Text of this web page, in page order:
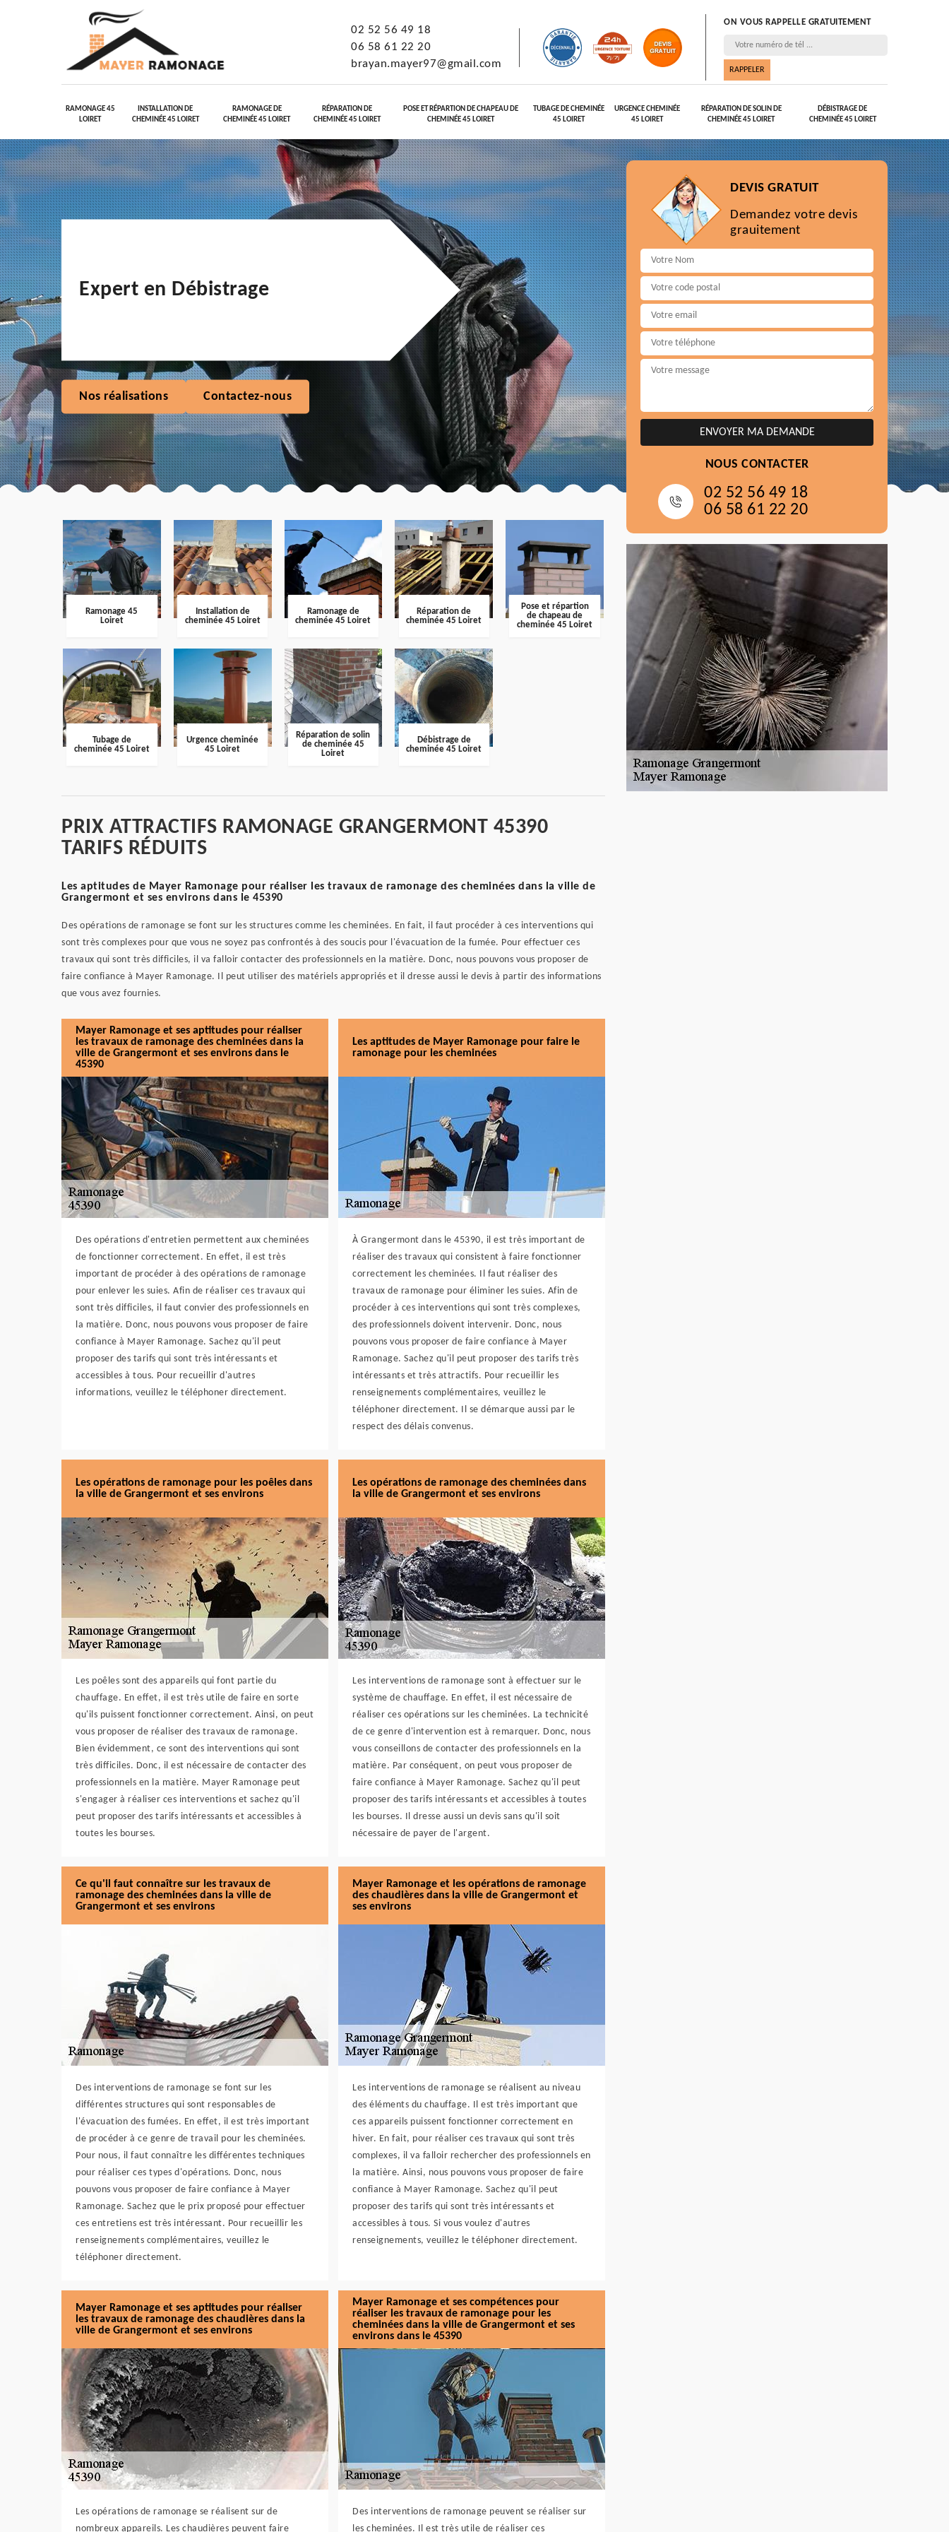
02 52 56 49 18
06 58 61 22 20
brayan.mayer97@gmail.com
ON VOUS RAPPELLE GRATUITEMENT
RAMONAGE 45
LOIRET
INSTALLATION DE
CHEMINÉE 45 LOIRET
RAMONAGE DE
CHEMINÉE 45 LOIRET
RÉPARATION DE
CHEMINÉE 45 LOIRET
POSE ET RÉPARTION DE CHAPEAU DE
CHEMINÉE 45 LOIRET
TUBAGE DE CHEMINÉE
45 LOIRET
URGENCE CHEMINÉE
45 LOIRET
RÉPARATION DE SOLIN DE
CHEMINÉE 45 LOIRET
DÉBISTRAGE DE
CHEMINÉE 45 LOIRET
Expert en Débistrage
Nos réalisations Contactez-nous
Ramonage 45
Loiret
Installation de
cheminée 45 Loiret
Ramonage de
cheminée 45 Loiret
Réparation de
cheminée 45 Loiret
Pose et répartion
de chapeau de
cheminée 45 Loiret
Tubage de
cheminée 45 Loiret
Urgence cheminée
45 Loiret
Réparation de solin
de cheminée 45
Loiret
Débistrage de
cheminée 45 Loiret
PRIX ATTRACTIFS RAMONAGE GRANGERMONT 45390
TARIFS RÉDUITS
Les aptitudes de Mayer Ramonage pour réaliser les travaux de ramonage des cheminées dans la ville de
Grangermont et ses environs dans le 45390
Des opérations de ramonage se font sur les structures comme les cheminées. En fait, il faut procéder à ces interventions qui
sont très complexes pour que vous ne soyez pas confrontés à des soucis pour l'évacuation de la fumée. Pour effectuer ces
travaux qui sont très difficiles, il va falloir contacter des professionnels en la matière. Donc, nous pouvons vous proposer de
faire confiance à Mayer Ramonage. Il peut utiliser des matériels appropriés et il dresse aussi le devis à partir des informations
que vous avez fournies.
Mayer Ramonage et ses aptitudes pour réaliser
les travaux de ramonage des cheminées dans la
ville de Grangermont et ses environs dans le
45390
Des opérations d'entretien permettent aux cheminées
de fonctionner correctement. En effet, il est très
important de procéder à des opérations de ramonage
pour enlever les suies. Afin de réaliser ces travaux qui
sont très difficiles, il faut convier des professionnels en
la matière. Donc, nous pouvons vous proposer de faire
confiance à Mayer Ramonage. Sachez qu'il peut
proposer des tarifs qui sont très intéressants et
accessibles à tous. Pour recueillir d'autres
informations, veuillez le téléphoner directement.
Les aptitudes de Mayer Ramonage pour faire le
ramonage pour les cheminées
À Grangermont dans le 45390, il est très important de
réaliser des travaux qui consistent à faire fonctionner
correctement les cheminées. Il faut réaliser des
travaux de ramonage pour éliminer les suies. Afin de
procéder à ces interventions qui sont très complexes,
des professionnels doivent intervenir. Donc, nous
pouvons vous proposer de faire confiance à Mayer
Ramonage. Sachez qu'il peut proposer des tarifs très
intéressants et très attractifs. Pour recueillir les
renseignements complémentaires, veuillez le
téléphoner directement. Il se démarque aussi par le
respect des délais convenus.
Les opérations de ramonage pour les poêles dans
la ville de Grangermont et ses environs
Les poêles sont des appareils qui font partie du
chauffage. En effet, il est très utile de faire en sorte
qu'ils puissent fonctionner correctement. Ainsi, on peut
vous proposer de réaliser des travaux de ramonage.
Bien évidemment, ce sont des interventions qui sont
très difficiles. Donc, il est nécessaire de contacter des
professionnels en la matière. Mayer Ramonage peut
s'engager à réaliser ces interventions et sachez qu'il
peut proposer des tarifs intéressants et accessibles à
toutes les bourses.
Les opérations de ramonage des cheminées dans
la ville de Grangermont et ses environs
Les interventions de ramonage sont à effectuer sur le
système de chauffage. En effet, il est nécessaire de
réaliser ces opérations sur les cheminées. La technicité
de ce genre d'intervention est à remarquer. Donc, nous
vous conseillons de contacter des professionnels en la
matière. Par conséquent, on peut vous proposer de
faire confiance à Mayer Ramonage. Sachez qu'il peut
proposer des tarifs intéressants et accessibles à toutes
les bourses. Il dresse aussi un devis sans qu'il soit
nécessaire de payer de l'argent.
Ce qu'il faut connaître sur les travaux de
ramonage des cheminées dans la ville de
Grangermont et ses environs
Des interventions de ramonage se font sur les
différentes structures qui sont responsables de
l'évacuation des fumées. En effet, il est très important
de procéder à ce genre de travail pour les cheminées.
Pour nous, il faut connaître les différentes techniques
pour réaliser ces types d'opérations. Donc, nous
pouvons vous proposer de faire confiance à Mayer
Ramonage. Sachez que le prix proposé pour effectuer
ces entretiens est très intéressant. Pour recueillir les
renseignements complémentaires, veuillez le
téléphoner directement.
Mayer Ramonage et les opérations de ramonage
des chaudières dans la ville de Grangermont et
ses environs
Les interventions de ramonage se réalisent au niveau
des éléments du chauffage. Il est très important que
ces appareils puissent fonctionner correctement en
hiver. En fait, pour réaliser ces travaux qui sont très
complexes, il va falloir rechercher des professionnels en
la matière. Ainsi, nous pouvons vous proposer de faire
confiance à Mayer Ramonage. Sachez qu'il peut
proposer des tarifs qui sont très intéressants et
accessibles à tous. Si vous voulez d'autres
renseignements, veuillez le téléphoner directement.
Mayer Ramonage et ses aptitudes pour réaliser
les travaux de ramonage des chaudières dans la
ville de Grangermont et ses environs
Les opérations de ramonage se réalisent sur de
nombreux appareils. Les chaudières peuvent faire
Mayer Ramonage et ses compétences pour
réaliser les travaux de ramonage pour les
cheminées dans la ville de Grangermont et ses
environs dans le 45390
Des interventions de ramonage peuvent se réaliser sur
les cheminées. Il est très utile de réaliser ces
DEVIS GRATUIT
Demandez votre devis
grauitement
NOUS CONTACTER
02 52 56 49 18
06 58 61 22 20